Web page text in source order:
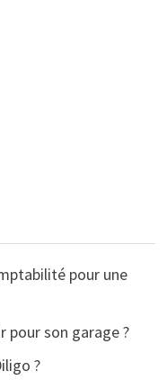
pour une
pour son garage ?
?